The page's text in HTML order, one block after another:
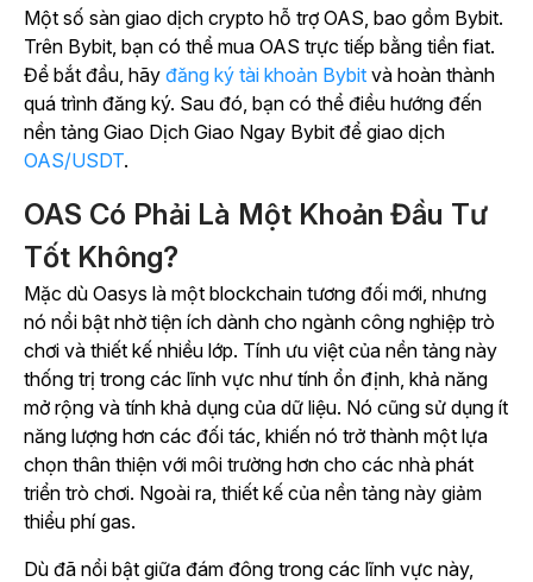
Một số sàn giao dịch crypto hỗ trợ OAS, bao gồm Bybit.
Trên Bybit, bạn có thể mua OAS trực tiếp bằng tiền fiat.
Để bắt đầu, hãy đăng ký tài khoản Bybit và hoàn thành
quá trình đăng ký. Sau đó, bạn có thể điều hướng đến
nền tảng Giao Dịch Giao Ngay Bybit để giao dịch
OAS/USDT.
OAS Có Phải Là Một Khoản Đầu Tư
Tốt Không?
Mặc dù Oasys là một blockchain tương đối mới, nhưng
nó nổi bật nhờ tiện ích dành cho ngành công nghiệp trò
chơi và thiết kế nhiều lớp. Tính ưu việt của nền tảng này
thống trị trong các lĩnh vực như tính ổn định, khả năng
mở rộng và tính khả dụng của dữ liệu. Nó cũng sử dụng ít
năng lượng hơn các đối tác, khiến nó trở thành một lựa
chọn thân thiện với môi trường hơn cho các nhà phát
triển trò chơi. Ngoài ra, thiết kế của nền tảng này giảm
thiểu phí gas.
Dù đã nổi bật giữa đám đông trong các lĩnh vực này,